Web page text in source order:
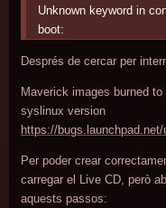
Unknown keyword in
boot:
Després de cercar per
Maverick images burned
syslinux version
https://
Per poder crear
carregar el Live CD, però
aquests passos: